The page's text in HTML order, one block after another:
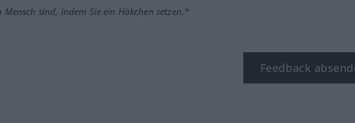
Mensch sind, indem Sie ein Häkchen setzen.*
Feedback